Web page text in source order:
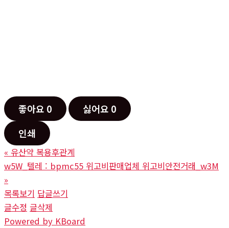
좋아요 0 싫어요 0
인쇄
« 유산약 복용후관계
w5W_텔레 : bpmc55 위고비판매업체 위고비안전거래_w3M
»
목록보기 답글쓰기
글수정 글삭제
Powered by KBoard